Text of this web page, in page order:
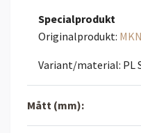
Specialprodukt
Originalprodukt:
Variant/material: PL
Mått (mm):